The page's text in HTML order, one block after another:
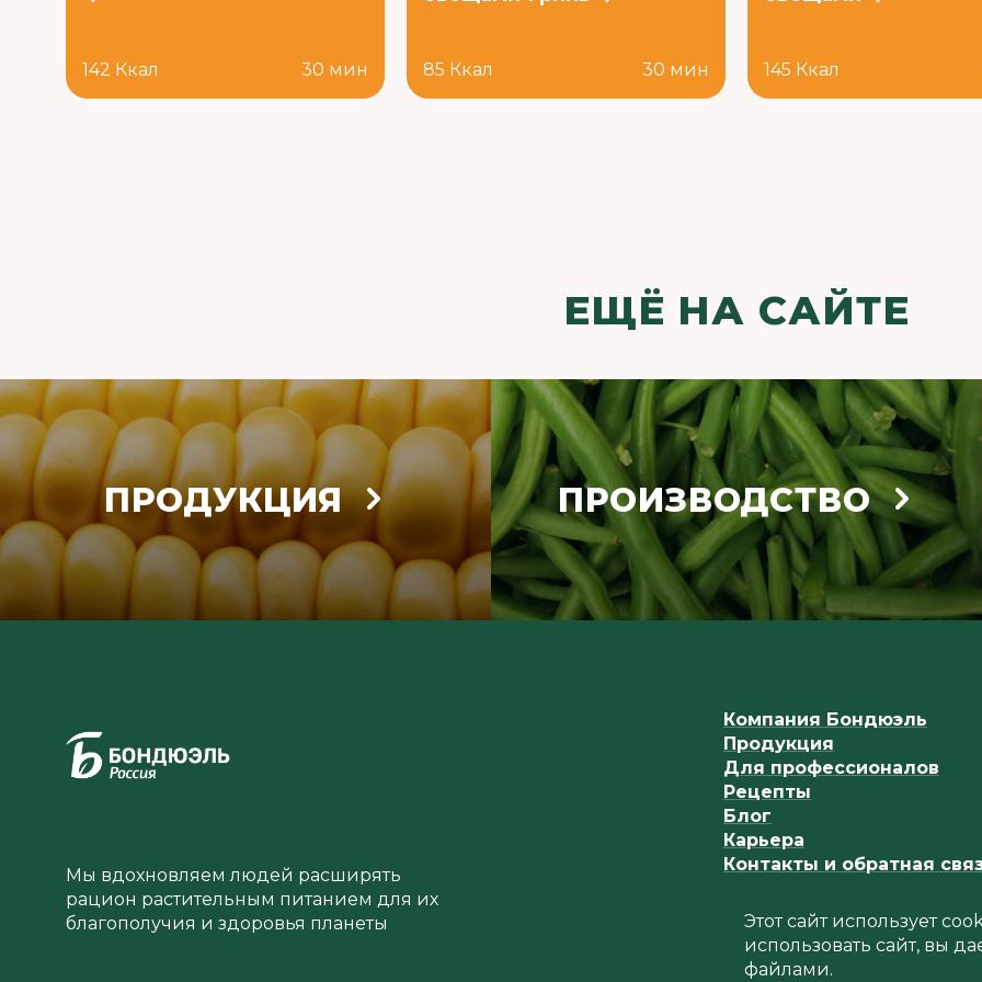
142 Ккал 30 мин 85 Ккал 30 мин 145 Ккал
ЕЩЁ НА САЙТЕ
ПРОДУКЦИЯ ПРОИЗВОДСТВО
Мы вдохновляем людей расширять
рацион растительным питанием для их
благополучия и здоровья планеты
Компания Бондюэль
Продукция
Для профессионалов
Рецепты
Блог
Карьера
Контакты и обратная
Этот сайт использует
использовать сайт, вы
файлами.